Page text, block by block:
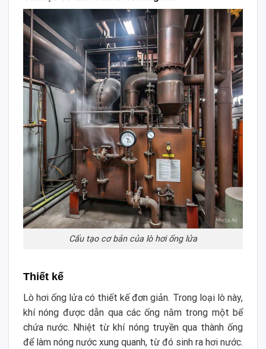
Cấu tạo cơ bản của lò hơi ống lửa
Thiết kế
Lò hơi ống lửa có thiết kế đơn giản. Trong loại lò này,
khí nóng được dẫn qua các ống nằm trong một bể
chứa nước. Nhiệt từ khí nóng truyền qua thành ống
để làm nóng nước xung quanh, từ đó sinh ra hơi nước.